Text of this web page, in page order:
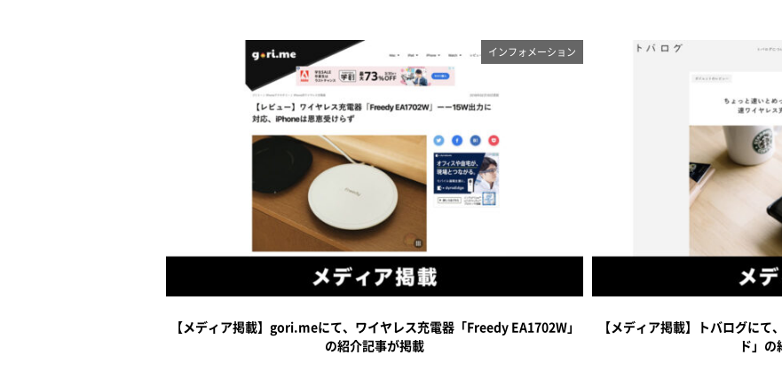
インフォメーション
【メディア掲載】gori.meにて、ワイヤレス充電器「Freedy EA1702W」
の紹介記事が掲載
【メディア掲載】トバログにて
ド」